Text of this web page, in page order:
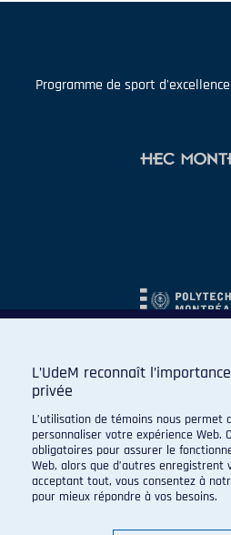
Programme de sport
L’UdeM reconnaît
privée
L’utilisation de témoins nous permet
personnaliser votre expérience Web.
obligatoires pour assurer le
Web, alors que d’autres enregistrent
acceptant tout, vous consentez à
pour mieux répondre à vos besoins.